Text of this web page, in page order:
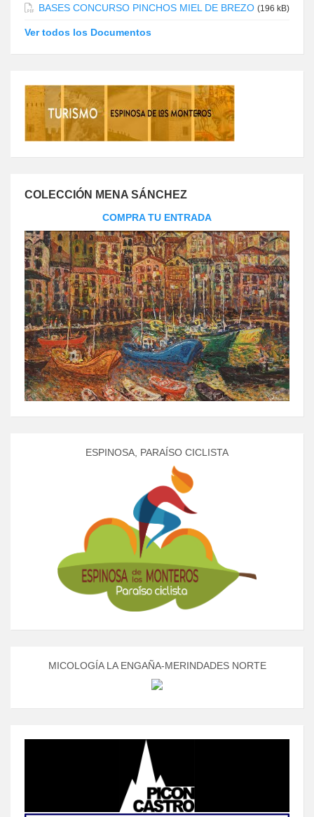
BASES CONCURSO PINCHOS MIEL DE BREZO (196 kB)
Ver todos los Documentos
COLECCIÓN MENA SÁNCHEZ
COMPRA TU ENTRADA
ESPINOSA, PARAÍSO CICLISTA
MICOLOGÍA LA ENGAÑA-MERINDADES NORTE